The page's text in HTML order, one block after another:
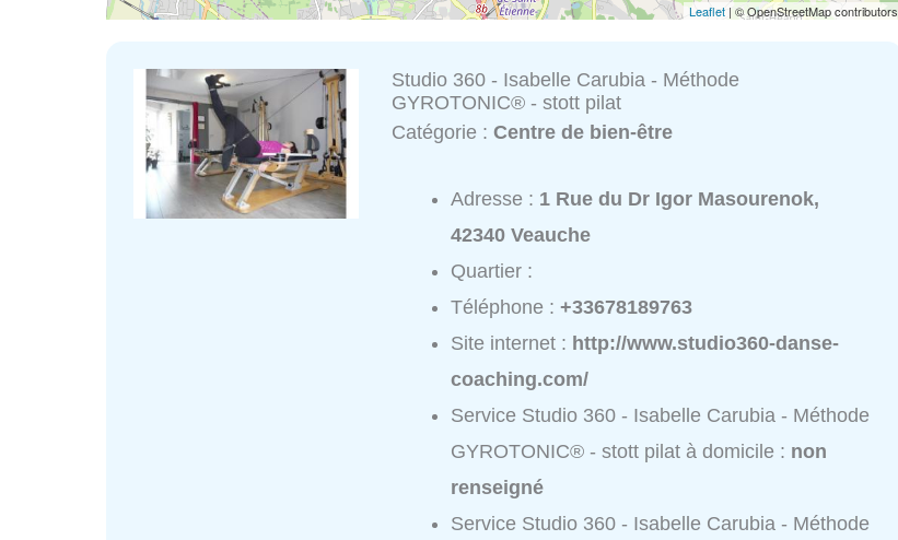
Leaflet | © OpenStreetMap contributors
Studio 360 - Isabelle Carubia - Méthode
GYROTONIC® - stott pilat
Catégorie :Centre de bien-être
Adresse : 1 Rue du Dr Igor Masourenok,
42340 Veauche
Quartier :
Téléphone :+33678189763
Site internet : http://www.studio360-danse-
coaching.com/
Service Studio 360 - Isabelle Carubia - Méthode
GYROTONIC® - stott pilat à domicile : non
renseigné
Service Studio 360 - Isabelle Carubia - Méthode